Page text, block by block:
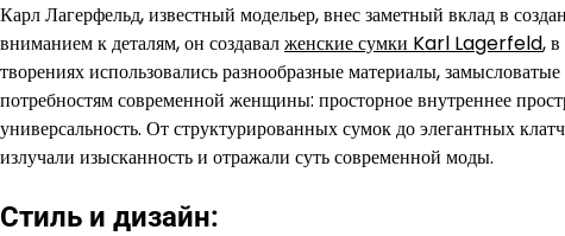
Карл Лагерфельд, известный модельер, внес заметный вклад в
вниманием к деталям, он создавалженские сумки Karl Lagerfeld,
творениях использовались разнообразные материалы,
потребностям современной женщины: просторное внутреннее
универсальность. От структурированных сумок до элегантных
излучали изысканность и отражали суть современной моды.
Стиль и дизайн: